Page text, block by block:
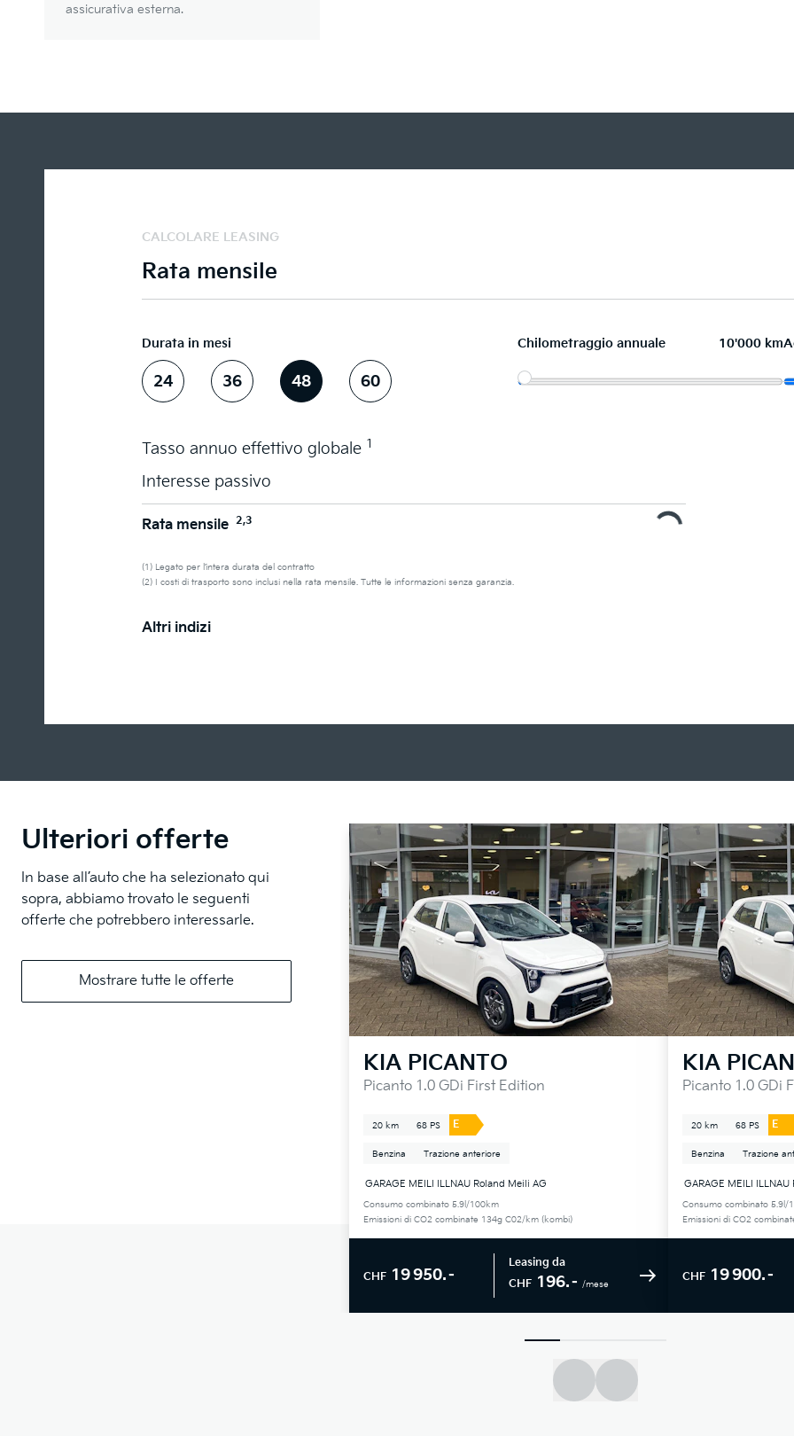
assicurativa esterna.
CALCOLARE LEASING
Rata mensile
Durata in mesi
24 36 48 60
Chilometraggio annuale 10'000 km
Tasso annuo effettivo globale 1
Interesse passivo
Rata mensile 2,3
(1) Legato per l’intera durata del contratto
(2) I costi di trasporto sono inclusi nella rata mensile. Tutte le informazioni senza garanzia.
Altri indizi
Ulteriori offerte
In base all’auto che ha selezionato qui
sopra, abbiamo trovato le seguenti
offerte che potrebbero interessarle.
Mostrare tutte le offerte
KIA PICANTO
Picanto 1.0 GDi First Edition
20 km 68 PS E
Benzina Trazione anteriore
GARAGE MEILI ILLNAU Roland Meili AG
Consumo combinato 5.9l/100km
Emissioni di CO2 combinate 134g C02/km (kombi)
CHF 19 950.–
Leasing da
CHF 196.– /mese
KIA
Picanto 1.0 GDi
20 km 68 PS E
Benzina Trazione
GARAGE MEILI
Consumo combinato 5.9l/
Emissioni di CO2
CHF 19 900.–